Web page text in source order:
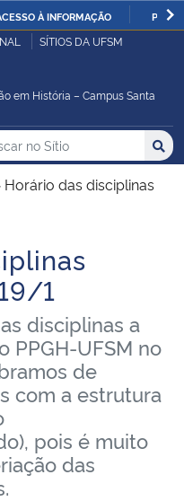
À INFORMAÇÃO
SÍTIOS DA UFSM
em História – Campus Santa
no no Sítio
Horário das disciplinas
1
disciplinas a
PPGH-UFSM no
de
com a estrutura
pois é muito
das